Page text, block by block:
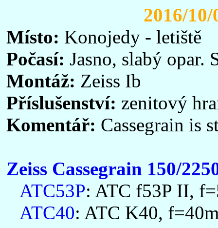
2016/
Místo: Konojedy - letiště
Počasí: Jasno, slabý opar.
Montáž: Zeiss Ib
Příslušenství: zenitový
Komentář: Cassegrain is
Zeiss Cassegrain 150/
ATC53P: ATC f53P II,
ATC40: ATC K40,